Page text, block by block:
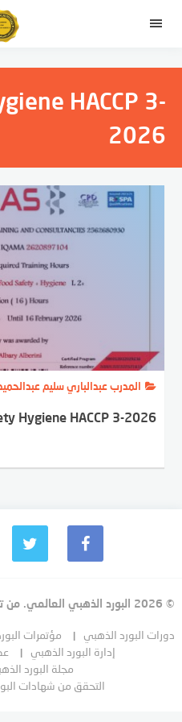
القائمة
HACCP 3-
2026
المدرب عبدالباري سليم
Hygiene HACCP 3-2026
© 2026 البورد الذهبي العالمي. من تطوير
دورات البورد الذهبي مؤتمرات
إدارة البورد الذهبي
مجلة البورد
التحقق من شهادات